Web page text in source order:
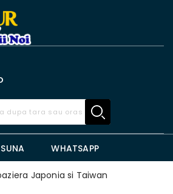
SUNA WHATSAPP
Japonia si Taiwan